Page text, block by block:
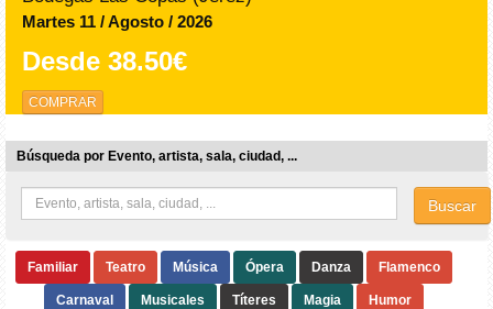
Martes 11 / Agosto / 2026
Desde 38.50€
COMPRAR
Búsqueda por Evento, artista, sala, ciudad, ...
Buscar
Familiar Teatro Música Ópera Danza Flamenco
Carnaval Musicales Títeres Magia Humor